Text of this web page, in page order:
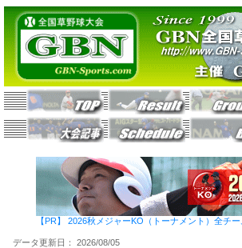
【PR】 2026秋メジャーKO（トーナメント）全チ
データ更新日： 2026/08/05